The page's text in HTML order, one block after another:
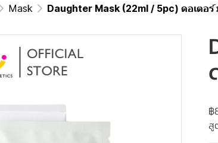
Mask Daughter Mask (22ml / 5pc) ดอเตอร์
฿
สู